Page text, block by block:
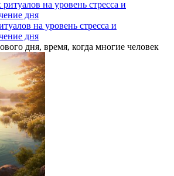
на уровень стресса и
дня
дня, время, когда многие человек